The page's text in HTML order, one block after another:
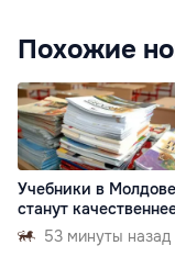
Похожие
Учебники в Молдове
станут
53 минуты назад